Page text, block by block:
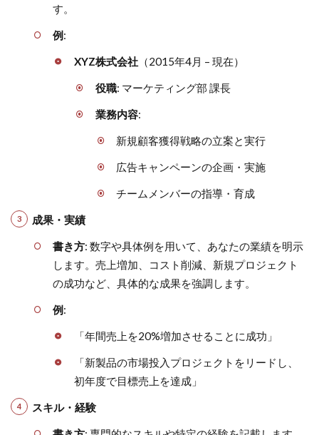
す。
例:
XYZ株式会社 （2015年4月 – 現在）
役職: マーケティング部 課長
業務内容:
新規顧客獲得戦略の立案と実行
広告キャンペーンの企画・実施
チームメンバーの指導・育成
成果・実績
書き方: 数字や具体例を用いて、あなたの業績を明示
します。売上増加、コスト削減、新規プロジェクト
の成功など、具体的な成果を強調します。
例:
「年間売上を20%増加させることに成功」
「新製品の市場投入プロジェクトをリードし、
初年度で目標売上を達成」
スキル・経験